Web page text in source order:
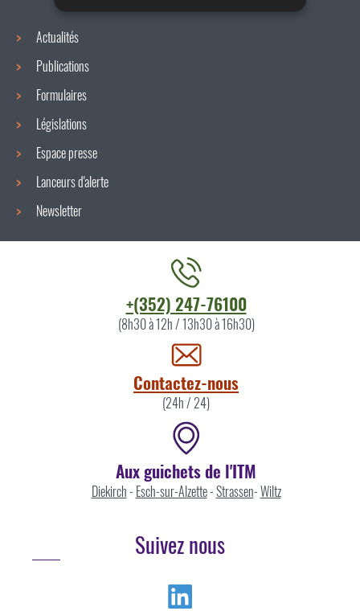
Actualités
Publications
Formulaires
Législations
Espace presse
Lanceurs d'alerte
Newsletter
+(352) 247-76100
(8h30 à 12h / 13h30 à 16h30)
Contactez-nous
(24h / 24)
Aux guichets de l'ITM
Diekirch- Esch-sur-Alzette-Strassen-Wiltz
Suivez nous